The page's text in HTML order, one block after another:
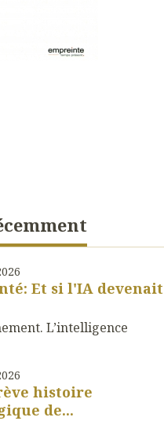
Et si l'IA devenait
L’intelligence
histoire
de...